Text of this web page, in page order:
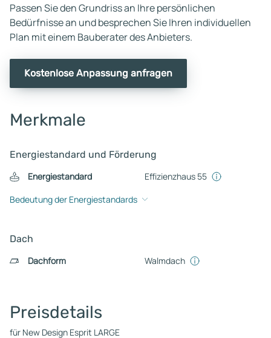
Passen Sie den Grundriss an Ihre persönlichen
Bedürfnisse an und besprechen Sie Ihren individuellen
Plan mit einem Bauberater des Anbieters.
Kostenlose Anpassung anfragen
Merkmale
Energiestandard und Förderung
Energiestandard
Effizienzhaus 55
Bedeutung der Energiestandards
Dach
Dachform
Walmdach
Preisdetails
für New Design Esprit LARGE